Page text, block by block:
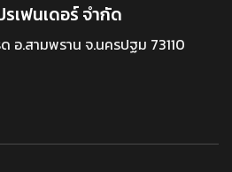
รเฟนเดอร์ จำกัด
อ.สามพราน จ.นครปฐม 73110